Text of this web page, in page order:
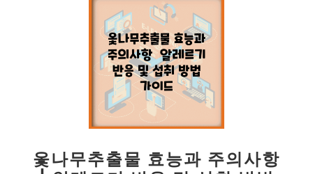
옻나무추출물 효능과 주의사항